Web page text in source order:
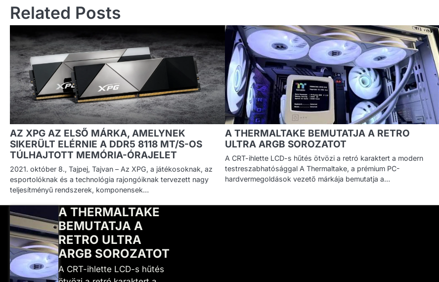
Related Posts
AZ XPG AZ ELSŐ MÁRKA, AMELYNEK
SIKERÜLT ELÉRNIE A DDR5 8118 MT/S-OS
TÚLHAJTOTT MEMÓRIA-ÓRAJELET
2021. október 8., Tajpej, Tajvan – Az XPG, a játékosoknak, az
esportolóknak és a technológia rajongóiknak tervezett nagy
teljesítményű rendszerek, komponensek…
A THERMALTAKE BEMUTATJA A RETRO
ULTRA ARGB SOROZATOT
A CRT-ihlette LCD-s hűtés ötvözi a retró karaktert a modern
testreszabhatósággal A Thermaltake, a prémium PC-
hardvermegoldások vezető márkája bemutatja a…
A THERMALTAKE
BEMUTATJA A
RETRO ULTRA
ARGB SOROZATOT
A CRT-ihlette LCD-s hűtés